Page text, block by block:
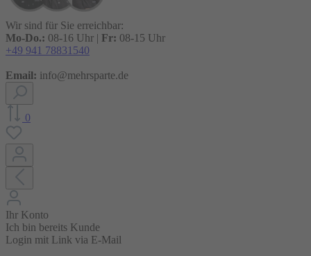
Wir sind für Sie erreichbar:
Mo-Do.: 08-16 Uhr | Fr: 08-15 Uhr
+49 941 78831540
Email: info@mehrsparte.de
0
Ihr Konto
Ich bin bereits Kunde
Login mit Link via E-Mail